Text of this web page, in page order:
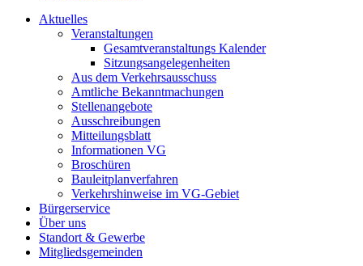
Aktuelles
Veranstaltungen
Gesamtveranstaltungs Kalender
Sitzungsangelegenheiten
Aus dem Verkehrsausschuss
Amtliche Bekanntmachungen
Stellenangebote
Ausschreibungen
Mitteilungsblatt
Informationen VG
Broschüren
Bauleitplanverfahren
Verkehrshinweise im VG-Gebiet
Bürgerservice
Über uns
Standort & Gewerbe
Mitgliedsgemeinden